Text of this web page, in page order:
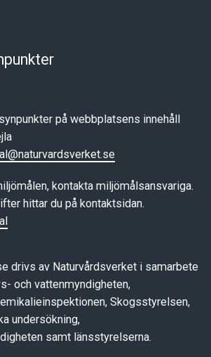
på webbplatsens innehåll
kontakta miljömålsansvariga.
hittar du på kontaktsidan.
drivs av Naturvårdsverket i samarbete
och vattenmyndigheten,
Skogsstyrelsen,
undersökning,
samt länsstyrelserna.